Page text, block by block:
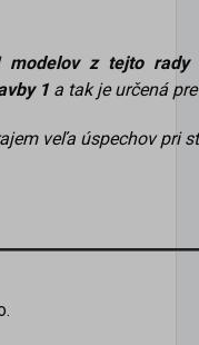
modelov z tejto rady
1 a tak je určená
veľa úspechov pri